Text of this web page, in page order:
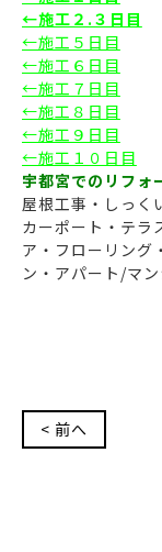
←施工２.３日目
←施工５日目
←施工６日目
←施工７日目
←施工８日目
←施工９日目
←施工１０日目
宇都宮でのリフォ
屋根工事・しっく
カーポート・テラ
ア・フローリング
ン・アパート/マ
< 前へ